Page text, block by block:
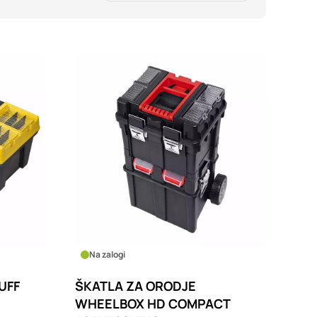
Na zalogi
ŠKATLA ZA ORODJE
WHEELBOX HD COMPACT
delovanja
in
so združeni in
mesto.
uporabljajo za
zavrnete